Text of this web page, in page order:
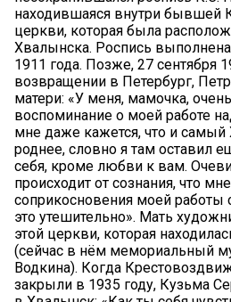
находившаяся внутри бывшей
церкви, которая была
Хвалынска. Роспись
1911 года. Позже, 27 сентября
возвращении в Петербург,
матери: «У меня, мамочка,
воспоминание о моей работе
мне даже кажется, что и самый
роднее, словно я там оставил
себя, кроме любви к вам.
происходит от сознания, что
соприкосновения моей
это утешительно». Мать
этой церкви, которая
(сейчас в нём мемориальный
Водкина). Когда
закрыли в 1935 году, Кузьма